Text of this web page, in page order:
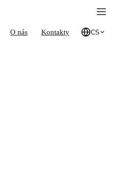
O nás Kontakty CS